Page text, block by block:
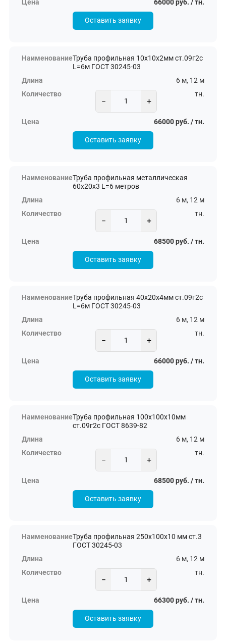
66000 руб. / тн.
Оставить заявку
Труба профильная 10х10х2мм ст.09г2с
L=6м ГОСТ 30245-03
6 м, 12 м
− +
тн.
66000 руб. / тн.
Оставить заявку
Труба профильная металлическая
60х20х3 L=6 метров
6 м, 12 м
− +
тн.
68500 руб. / тн.
Оставить заявку
Труба профильная 40х20х4мм ст.09г2с
L=6м ГОСТ 30245-03
6 м, 12 м
− +
тн.
66000 руб. / тн.
Оставить заявку
Труба профильная 100х100х10мм
ст.09г2с ГОСТ 8639-82
6 м, 12 м
− +
тн.
68500 руб. / тн.
Оставить заявку
Труба профильная 250х100х10 мм ст.3
ГОСТ 30245-03
6 м, 12 м
− +
тн.
66300 руб. / тн.
Оставить заявку